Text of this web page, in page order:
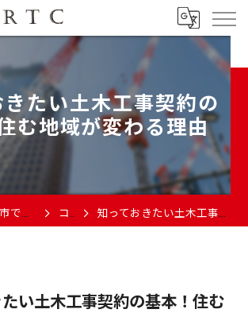
たい土木工事契約の
む地域が変わる理由
北海道苫小牧市で土木の求人なら株式会社RTC コラム 知っておきたい土木工事契約の基本！住む地域が変わる理由
い土木工事契約の基本！住む